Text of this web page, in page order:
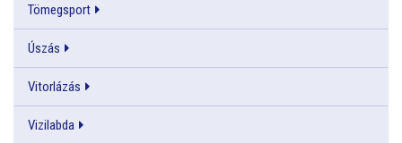
Tömegsport
Úszás
Vitorlázás
Vizilabda